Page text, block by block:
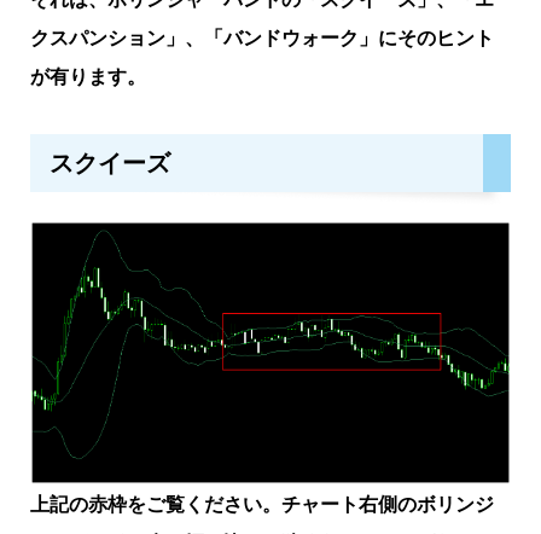
クスパンション」、「バンドウォーク」にそのヒント
が有ります。
スクイーズ
上記の赤枠をご覧ください。チャート右側のボリンジ